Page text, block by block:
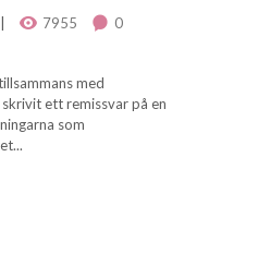
7955
0
med
ett remissvar på en
som